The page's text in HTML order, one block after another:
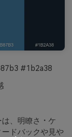
#1b2a38
、明瞭さ・ケ
ドバックや見や